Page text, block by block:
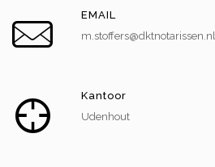
EMAIL
m.stoffers@dktnotarissen.nl
Kantoor
Udenhout